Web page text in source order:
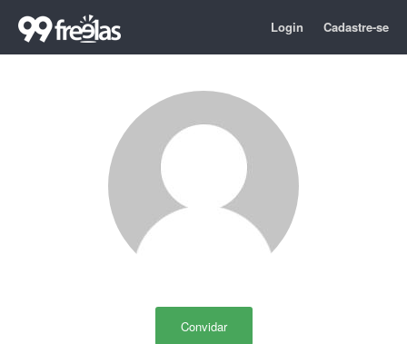
Login Cadastre-se
Convidar